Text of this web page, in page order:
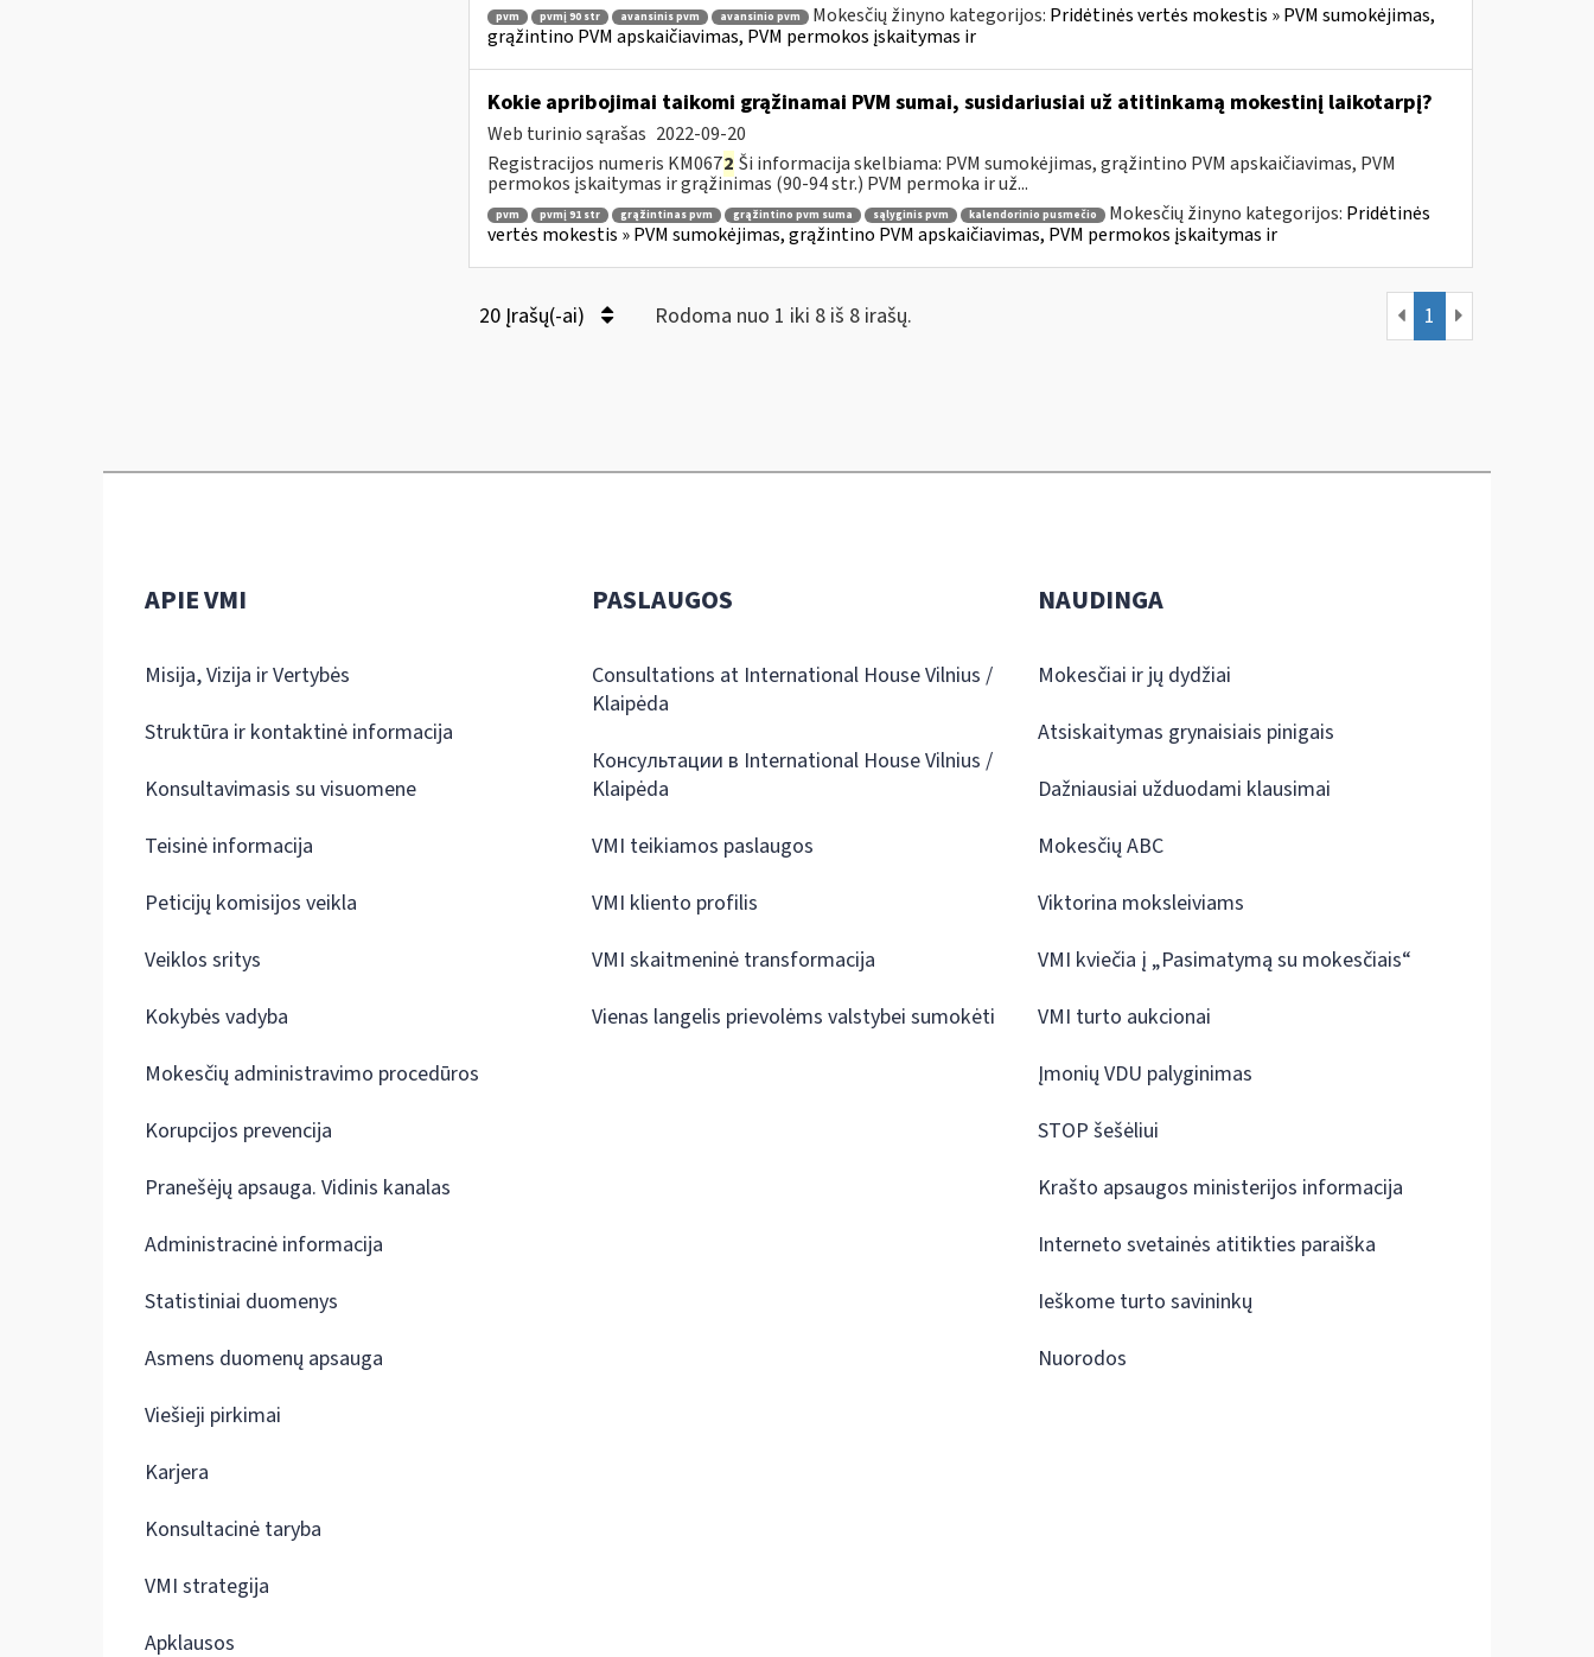
pvm pvmį 90 str avansinis pvm avansinio pvm Mokesčių žinyno kategorijos: Pridėtinės vertės mokestis » PVM sumokėjimas,
grąžintino PVM apskaičiavimas, PVM permokos įskaitymas ir
Kokie apribojimai taikomi grąžinamai PVM sumai, susidariusiai už atitinkamą mokestinį laikotarpį?
Web turinio sąrašas 2022-09-20
Registracijos numeris KM0672 Ši informacija skelbiama: PVM sumokėjimas, grąžintino PVM apskaičiavimas, PVM
permokos įskaitymas ir grąžinimas (90-94 str.) PVM permoka ir už...
pvm pvmį 91 str grąžintinas pvm grąžintino pvm suma sąlyginis pvm kalendorinio pusmečio Mokesčių žinyno kategorijos: Pridėtinės
vertės mokestis » PVM sumokėjimas, grąžintino PVM apskaičiavimas, PVM permokos įskaitymas ir
20 Įrašų(-ai) Rodoma nuo 1 iki 8 iš 8 irašų. 1
APIE VMI
Misija, Vizija ir Vertybės
Struktūra ir kontaktinė informacija
Konsultavimasis su visuomene
Teisinė informacija
Peticijų komisijos veikla
Veiklos sritys
Kokybės vadyba
Mokesčių administravimo procedūros
Korupcijos prevencija
Pranešėjų apsauga. Vidinis kanalas
Administracinė informacija
Statistiniai duomenys
Asmens duomenų apsauga
Viešieji pirkimai
Karjera
Konsultacinė taryba
VMI strategija
Apklausos
PASLAUGOS
Consultations at International House Vilnius /
Klaipėda
Консультации в International House Vilnius /
Klaipėda
VMI teikiamos paslaugos
VMI kliento profilis
VMI skaitmeninė transformacija
Vienas langelis prievolėms valstybei sumokėti
NAUDINGA
Mokesčiai ir jų dydžiai
Atsiskaitymas grynaisiais pinigais
Dažniausiai užduodami klausimai
Mokesčių ABC
Viktorina moksleiviams
VMI kviečia į „Pasimatymą su mokesčiais“
VMI turto aukcionai
Įmonių VDU palyginimas
STOP šešėliui
Krašto apsaugos ministerijos informacija
Interneto svetainės atitikties paraiška
Ieškome turto savininkų
Nuorodos